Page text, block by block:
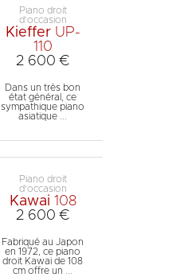
Piano droit
d'occasion
KiefferUP-
110
2 600 €
Dans un très bon
état général, ce
sympathique piano
asiatique ...
Piano droit
d'occasion
Kawai 108
2 600 €
Fabriqué au Japon
en 1972, ce piano
droit Kawai de 108
cm offre un ...